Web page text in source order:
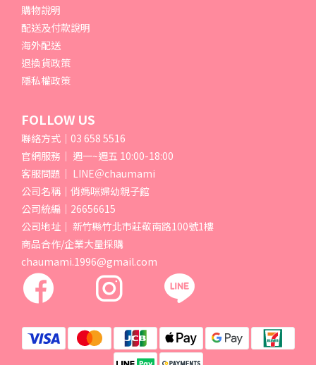
購物說明
配送及付款說明
海外配送
退換貨政策
隱私權政策
FOLLOW US
聯絡方式｜03 658 5516
官網服務｜ 週一~週五 10:00-18:00
客服問題｜ LINE＠chaumami
公司名稱｜俏媽咪婦幼親子館
公司統編｜26656615
公司地址｜ 新竹縣竹北市莊敬南路100號1樓
商品合作/企業大量採購
chaumami.1996@gmail.com